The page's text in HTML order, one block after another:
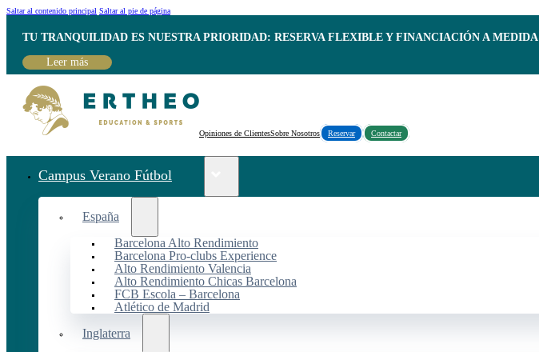
Saltar al contenido principal Saltar al pie de página
TU TRANQUILIDAD ES NUESTRA PRIORIDAD: RESERVA FLEXIBLE Y FINANCIACIÓN A MEDIDA
Leer más
Opiniones de ClientesSobre Nosotros Reservar Contactar
Campus Verano Fútbol
España
Barcelona Alto Rendimiento
Barcelona Pro-clubs Experience
Alto Rendimiento Valencia
Alto Rendimiento Chicas Barcelona
FCB Escola – Barcelona
Atlético de Madrid
Inglaterra